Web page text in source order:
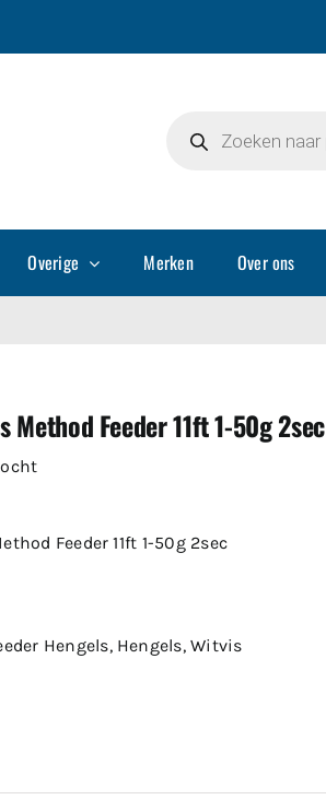
zoeken
Overige Merken Over ons
Method Feeder 11ft 1-50g 2sec
Feeder 11ft 1-50g 2sec
Hengels, Hengels,Witvis